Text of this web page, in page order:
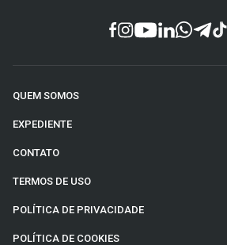
QUEM SOMOS
EXPEDIENTE
CONTATO
TERMOS DE USO
POLÍTICA DE PRIVACIDADE
POLÍTICA DE COOKIES